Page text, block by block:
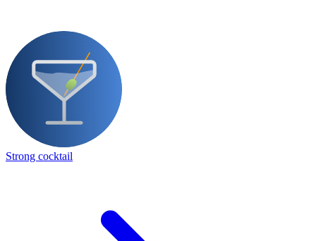
Strong cocktail